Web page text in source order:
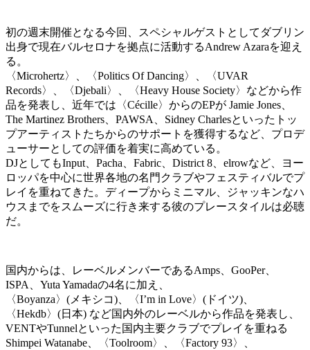
初の週末開催となる今回、スペシャルゲストとしてダブリン
出身で現在バルセロナを拠点に活動するAndrew Azaraを迎え
る。
〈Microhertz〉、〈Politics Of Dancing〉、〈UVAR
Records〉、〈Djebali〉、〈Heavy House Society〉などから作
品を発表し、近年では〈Cécille〉からのEPが Jamie Jones、
The Martinez Brothers、PAWSA、Sidney Charlesといったトッ
プアーティストたちからのサポートを獲得するなど、プロデ
ューサーとしての評価を着実に高めている。
DJとしてもInput、Pacha、Fabric、District 8、elrowなど、ヨー
ロッパを中心に世界各地の名門クラブやフェスティバルでプ
レイを重ねてきた。ディープからミニマル、ジャッキンなハ
ウスまでをスムーズに行き来する彼のプレースタイルは必聴
だ。
国内からは、レーベルメンバーであるAmps、GooPer、
ISPA、Yuta Yamadaの4名に加え、
〈Boyanza〉(メキシコ)、〈I’m in Love〉(ドイツ)、
〈Hekdb〉(日本) など国内外のレーベルから作品を発表し、
VENTやTunnelといった国内主要クラブでプレイを重ねる
Shimpei Watanabe、〈Toolroom〉、〈Factory 93〉、